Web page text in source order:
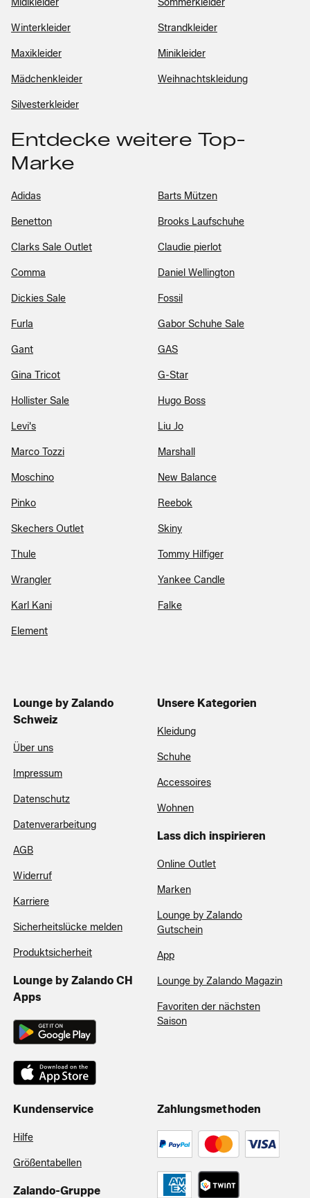
Winterkleider Strandkleider
Maxikleider Minikleider
Mädchenkleider Weihnachtskleidung
Silvesterkleider
Entdecke weitere Top-
Marke
Adidas Barts Mützen
Benetton Brooks Laufschuhe
Clarks Sale Outlet Claudie pierlot
Comma Daniel Wellington
Dickies Sale Fossil
Furla Gabor Schuhe Sale
Gant GAS
Gina Tricot G-Star
Hollister Sale Hugo Boss
Levi's Liu Jo
Marco Tozzi Marshall
Moschino New Balance
Pinko Reebok
Skechers Outlet Skiny
Thule Tommy Hilfiger
Wrangler Yankee Candle
Karl Kani Falke
Element
Lounge by Zalando
Schweiz
Über uns
Impressum
Datenschutz
Datenverarbeitung
AGB
Widerruf
Karriere
Sicherheitslücke melden
Produktsicherheit
Lounge by Zalando CH
Apps
Unsere Kategorien
Kleidung
Schuhe
Accessoires
Wohnen
Lass dich inspirieren
Online Outlet
Marken
Lounge by Zalando
Gutschein
App
Lounge by Zalando Magazin
Favoriten der nächsten
Saison
Kundenservice
Hilfe
Größentabellen
Zalando-Gruppe
Zahlungsmethoden